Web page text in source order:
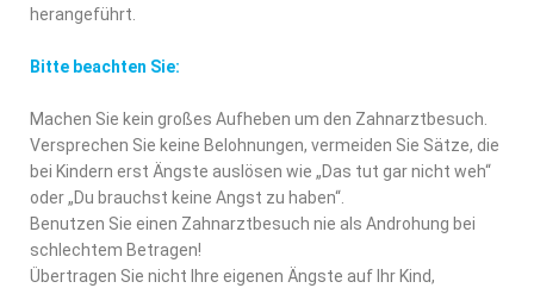
herangeführt.
Bitte beachten Sie:
Machen Sie kein großes Aufheben um den Zahnarztbesuch.
Versprechen Sie keine Belohnungen, vermeiden Sie Sätze, die
bei Kindern erst Ängste auslösen wie „Das tut gar nicht weh“
oder „Du brauchst keine Angst zu haben“.
Benutzen Sie einen Zahnarztbesuch nie als Androhung bei
schlechtem Betragen!
Übertragen Sie nicht Ihre eigenen Ängste auf Ihr Kind,